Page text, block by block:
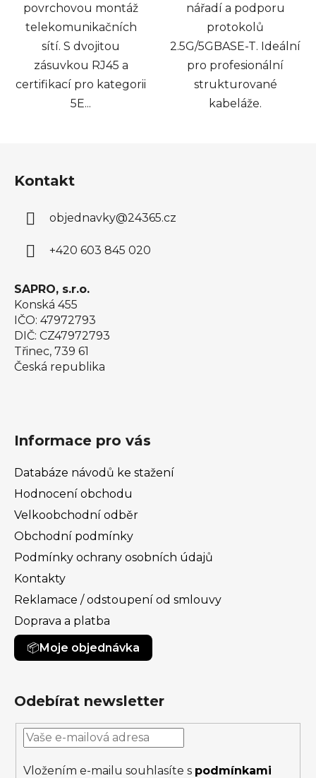
povrchovou montáž
telekomunikačních
sítí. S dvojitou
zásuvkou RJ45 a
certifikací pro kategorii
5E...
nářadí a podporu
protokolů
2.5G/5GBASE-T. Ideální
pro profesionální
strukturované
kabeláže.
Kontakt
objednavky@24365.cz
+420 603 845 020
SAPRO, s.r.o.
Konská 455
IČO: 47972793
DIČ: CZ47972793
Třinec, 739 61
Česká republika
Informace pro vás
Databáze návodů ke stažení
Hodnocení obchodu
Velkoobchodní odběr
Obchodní podmínky
Podmínky ochrany osobních údajů
Kontakty
Reklamace / odstoupení od smlouvy
Doprava a platba
Moje objednávka
Odebírat newsletter
Vložením e-mailu souhlasíte s podmínkami